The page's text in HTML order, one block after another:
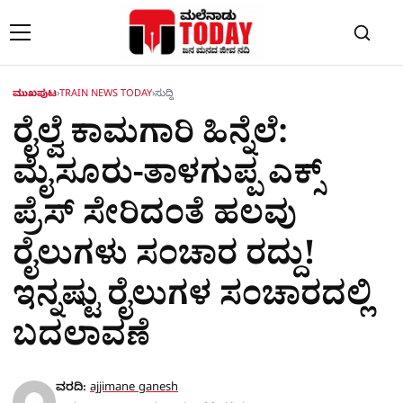
ಮುಖಪುಟ›TRAIN NEWS TODAY›ಸುದ್ದಿ
ರೈಲ್ವೆ ಕಾಮಗಾರಿ ಹಿನ್ನೆಲೆ:
ಮೈಸೂರು-ತಾಳಗುಪ್ಪ ಎಕ್ಸ್
ಪ್ರೆಸ್ ಸೇರಿದಂತೆ ಹಲವು
ರೈಲುಗಳು ಸಂಚಾರ ರದ್ದು!
ಇನ್ನಷ್ಟು ರೈಲುಗಳ ಸಂಚಾರದಲ್ಲಿ
ಬದಲಾವಣೆ
ವರದಿ: ajjimane ganesh